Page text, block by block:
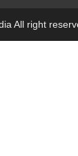
All right